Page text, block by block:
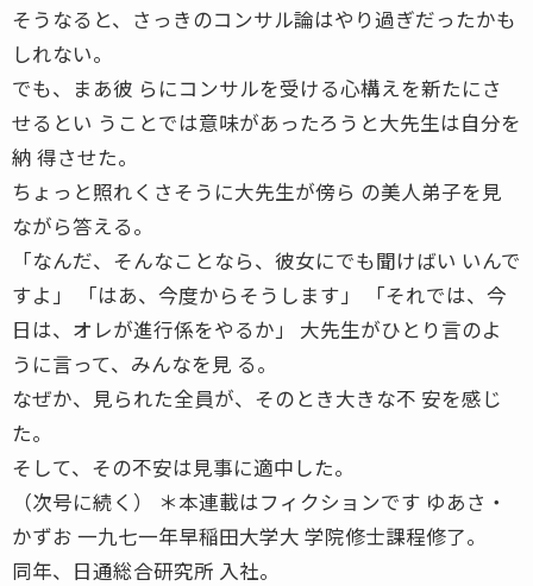
そうなると、さっきのコンサル論はやり過ぎだったかも
しれない。
でも、まあ彼 らにコンサルを受ける心構えを新たにさ
せるとい うことでは意味があったろうと大先生は自分を
納 得させた。
ちょっと照れくさそうに大先生が傍ら の美人弟子を見
ながら答える。
「なんだ、そんなことなら、彼女にでも聞けばい いんで
すよ」 「はあ、今度からそうします」 「それでは、今
日は、オレが進行係をやるか」 大先生がひとり言のよ
うに言って、みんなを見 る。
なぜか、見られた全員が、そのとき大きな不 安を感じ
た。
そして、その不安は見事に適中した。
（次号に続く） ＊本連載はフィクションです ゆあさ・
かずお 一九七一年早稲田大学大 学院修士課程修了。
同年、日通総合研究所 入社。